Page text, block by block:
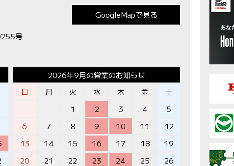
号
GoogleMapで見る
2026年9月の営業のお知らせ
日
月 火 水 木 金
土
1
2 3 4
5
6
7 8 9 10 11
12
13
14 15 16 17 18
19
20
21 22 23 24 25
26